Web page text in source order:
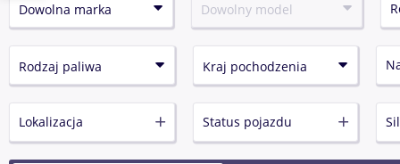
Lokalizacja Status pojazdu